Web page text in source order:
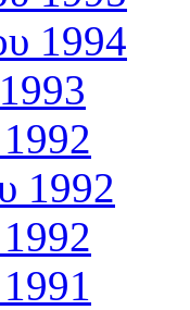
1994
1992